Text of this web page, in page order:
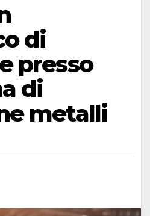
di
presso
di
metalli